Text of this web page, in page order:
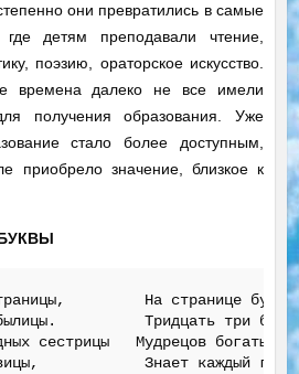
они превратились в самые
детям преподавали чтение,
поэзию, ораторское искусство.
времена далеко не все имели
получения образования. Уже
стало более доступным,
приобрело значение, близкое к
На странице
Тридцать три
сестрицы   Мудрецов богатырей
Знает каждый